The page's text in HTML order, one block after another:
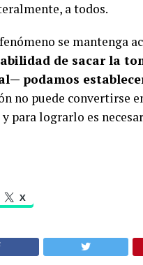
a todos.
se mantenga
de sacar la
podamos
no puede convertirse
para lograrlo es
X